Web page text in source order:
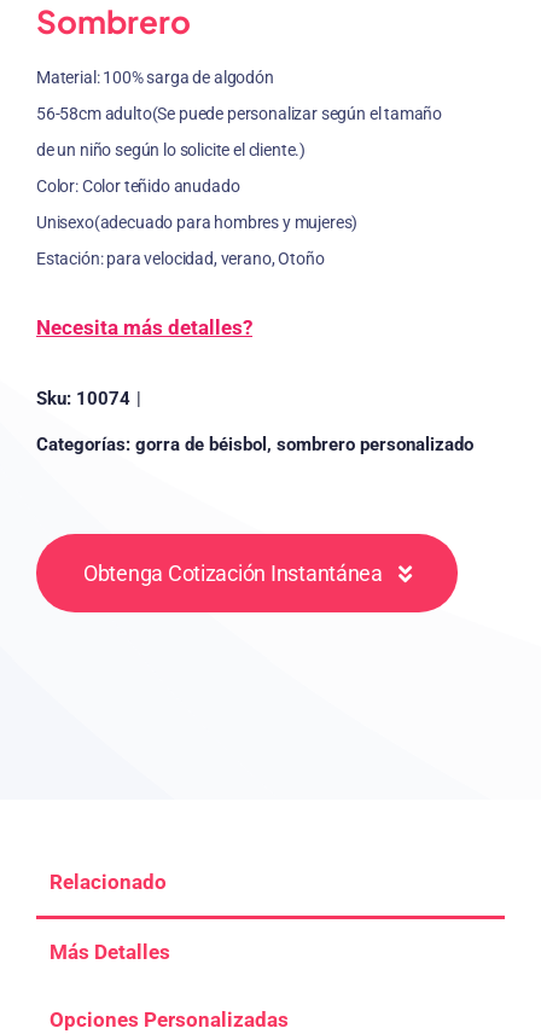
Sombrero
Material: 100% sarga de algodón
56-58cm adulto(Se puede personalizar según el tamaño
de un niño según lo solicite el cliente.)
Color: Color teñido anudado
Unisexo(adecuado para hombres y mujeres)
Estación: para velocidad, verano, Otoño
Necesita más detalles?
Sku: 10074 |
Categorías: gorra de béisbol , sombrero personalizado
Obtenga Cotización Instantánea
Relacionado
Más Detalles
Opciones Personalizadas